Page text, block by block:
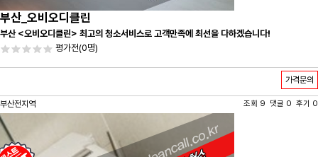
부산_오비오디클린
부산 <오비오디클린> 최고의 청소서비스로 고객만족에 최선을 다하겠습니다!
평가전(0명)
가격문의
부산전지역 조회 9 댓글 0 후기 0